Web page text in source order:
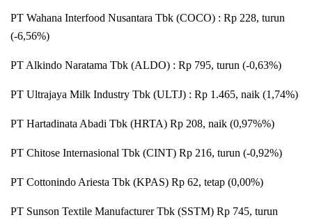
PT Wahana Interfood Nusantara Tbk (COCO) : Rp 228, turun
(-6,56%)
PT Alkindo Naratama Tbk (ALDO) : Rp 795, turun (-0,63%)
PT Ultrajaya Milk Industry Tbk (ULTJ) : Rp 1.465, naik (1,74%)
PT Hartadinata Abadi Tbk (HRTA) Rp 208, naik (0,97%%)
PT Chitose Internasional Tbk (CINT) Rp 216, turun (-0,92%)
PT Cottonindo Ariesta Tbk (KPAS) Rp 62, tetap (0,00%)
PT Sunson Textile Manufacturer Tbk (SSTM) Rp 745, turun